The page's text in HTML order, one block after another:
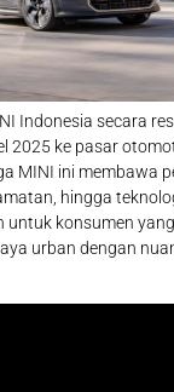
Indonesia secara
2025 ke pasar
MINI ini membawa
hingga
untuk konsumen
urban dengan